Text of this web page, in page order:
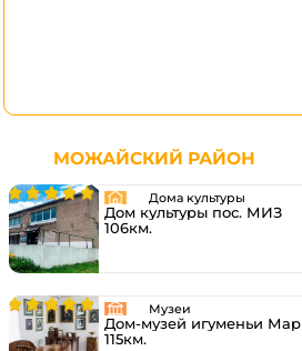
МОЖАЙСКИЙ РАЙОН
Дома культуры
Дом культуры пос. МИЗ
106км.
Музеи
Дом-музей игуменьи
115км.